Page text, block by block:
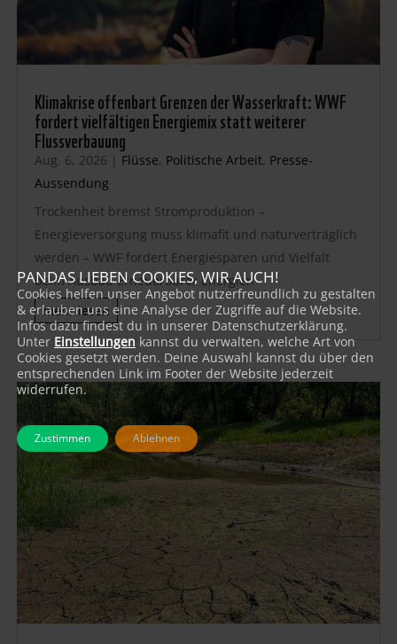
Klimakrise offenbart Grenzen der Wasserkraft: WWF
fordert vielfältigen Energiemix statt weiterer
Flussverbauung
Aug. 6, 2026 | Flüsse, Politische Arbeit, Presse-
Aussendung
Trockenheit bremst Stromproduktion –
Energieversorgung muss klimafit und naturverträglich
werden – WWF fordert Energiesparen und Vielfalt
beim Ausbau Erneuerbarer Energien
mehr lesen
PANDAS LIEBEN COOKIES, WIR AUCH!
Cookies helfen unser Angebot nutzerfreundlich zu gestalten
& erlauben uns eine Analyse der Zugriffe auf die Website.
Infos dazu findest du in unserer Datenschutzerklärung.
Unter Einstellungen kannst du verwalten, welche Art von
Cookies gesetzt werden. Deine Auswahl kannst du über den
entsprechenden Link im Footer der Website jederzeit
widerrufen.
Zustimmen Ablehnen